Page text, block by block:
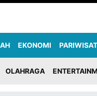
EKONOMI
OLAHRAGA